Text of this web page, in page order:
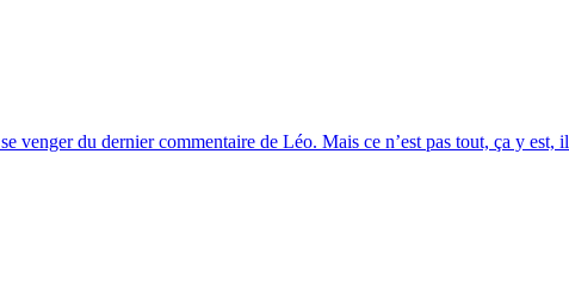
du dernier commentaire de Léo. Mais ce n’est pas tout, ça y